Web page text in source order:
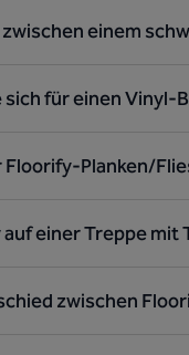
einem
sich für einen Vinyl-
Floorify-Planken/
auf einer Treppe
zwischen